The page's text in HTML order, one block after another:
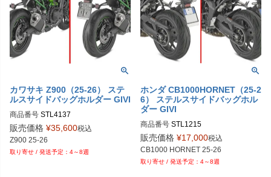
カワサキ Z900（25-26） ステ
ルスサイドバッグホルダー GIVI
商品番号 STL4137
販売価格 ¥35,600税込
Z900 25-26
4～8週
ホンダ CB1000HORNET（25-2
6） ステルスサイドバッグホル
ダー GIVI
商品番号 STL1215
販売価格 ¥17,000税込
CB1000 HORNET 25-26
4～8週